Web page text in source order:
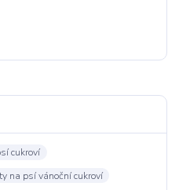
cukroví
na psí vánoční cukroví